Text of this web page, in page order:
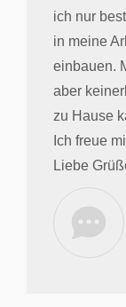
ich nur
in meine
einbauen.
aber
zu Hause
Ich freue
Liebe